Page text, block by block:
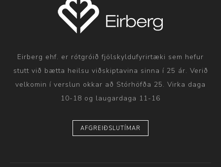
Eirberg ehf. er rótgróið fjölskyldufyrirtæki sem hefur
stutt við bætta heilsu viðskiptavina sinna í 25 ár. Verið
velkomin í verslun okkar að Stórhöfða 25. Virka daga
10-18 og laugardaga 11-16
AFGREIÐSLUTÍMAR